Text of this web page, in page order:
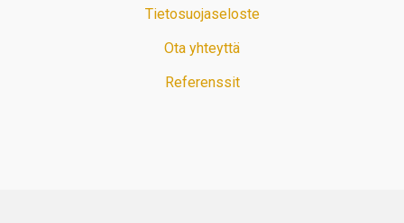
Tietosuojaseloste
Ota yhteyttä
Referenssit